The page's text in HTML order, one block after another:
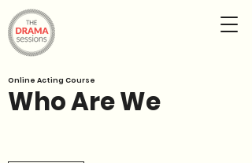
Who Are We
Online Acting Course